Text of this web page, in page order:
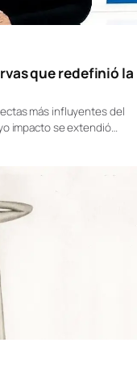
que redefinió la
más influyentes del
impacto se extendió…